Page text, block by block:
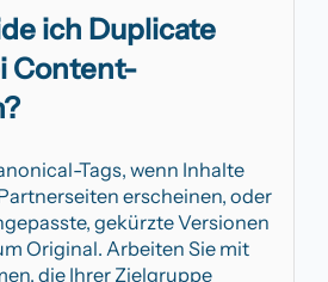
ich Duplicate
Content-
Tags, wenn Inhalte
erscheinen, oder
gekürzte Versionen
Original. Arbeiten Sie mit
die Ihrer Zielgruppe